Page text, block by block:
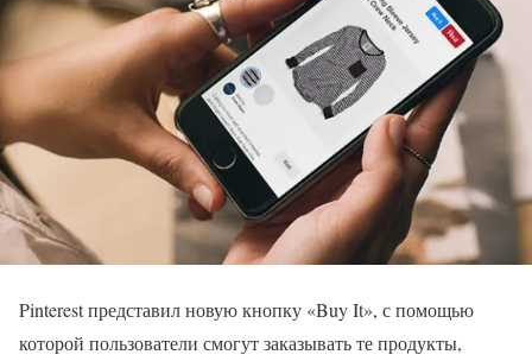
Pinterest представил новую кнопку «Buy It», с помощью
которой пользователи смогут заказывать те продукты,